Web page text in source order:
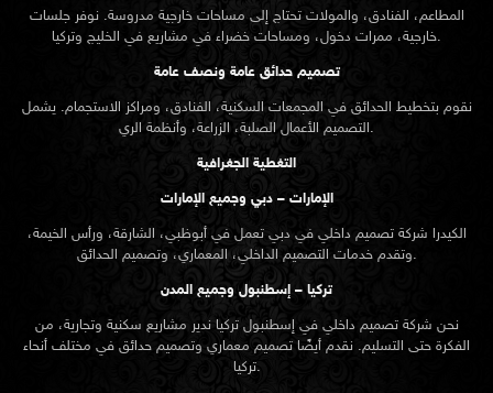
المطاعم، الفنادق، والمولات تحتاج إلى مساحات خارجية مدروسة. نوفر جلسات
خارجية، ممرات دخول، ومساحات خضراء في مشاريع في الخليج وتركيا.
تصميم حدائق عامة ونصف عامة
نقوم بتخطيط الحدائق في المجمعات السكنية، الفنادق، ومراكز الاستجمام. يشمل
التصميم الأعمال الصلبة، الزراعة، وأنظمة الري.
التغطية الجغرافية
الإمارات – دبي وجميع الإمارات
الكيدرا شركة تصميم داخلي في دبي تعمل في أبوظبي، الشارقة، ورأس الخيمة،
وتقدم خدمات التصميم الداخلي، المعماري، وتصميم الحدائق.
تركيا – إسطنبول وجميع المدن
نحن شركة تصميم داخلي في إسطنبول تركيا ندير مشاريع سكنية وتجارية، من
الفكرة حتى التسليم. نقدم أيضًا تصميم معماري وتصميم حدائق في مختلف أنحاء
تركيا.